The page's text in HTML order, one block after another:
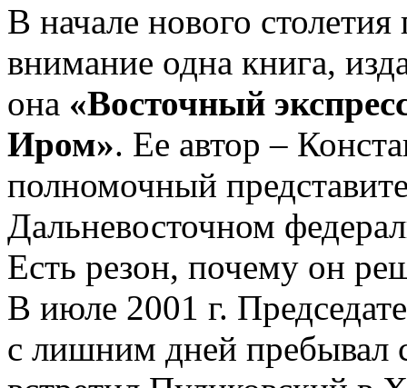
В начале нового
внимание одна книга,
она «Восточный
Иром». Ее автор –
полномочный
Дальневосточном
Есть резон, почему он
В июле 2001 г.
с лишним дней пребывал